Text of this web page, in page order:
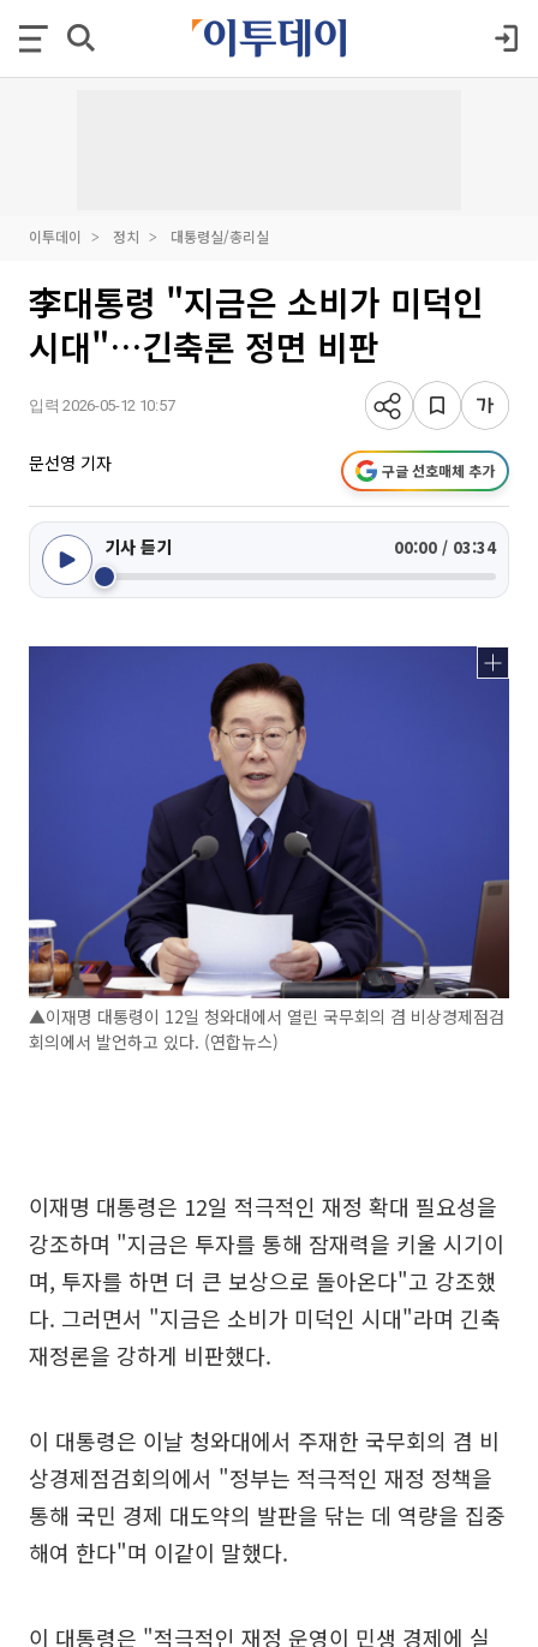
이투데이 정치 대통령실/총리실
李대통령 "지금은 소비가 미덕인
시대"…긴축론 정면 비판
입력 2026-05-12 10:57
문선영 기자 구글 선호매체 추가
기사 듣기 00:00 / 03:34
▲이재명 대통령이 12일 청와대에서 열린 국무회의 겸 비상경제점검
회의에서 발언하고 있다. (연합뉴스)
이재명 대통령은 12일 적극적인 재정 확대 필요성을
강조하며 "지금은 투자를 통해 잠재력을 키울 시기이
며, 투자를 하면 더 큰 보상으로 돌아온다"고 강조했
다. 그러면서 "지금은 소비가 미덕인 시대"라며 긴축
재정론을 강하게 비판했다.
이 대통령은 이날 청와대에서 주재한 국무회의 겸 비
상경제점검회의에서 "정부는 적극적인 재정 정책을
통해 국민 경제 대도약의 발판을 닦는 데 역량을 집중
해여 한다"며 이같이 말했다.
이 대통령은 "적극적인 재정 운영이 민생 경제에 실